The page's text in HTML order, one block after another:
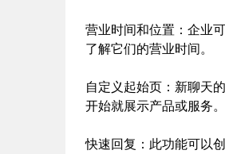
营业时间和位置：企业
了解它们的营业时间。
自定义起始页：新聊天
开始就展示产品或服务。
快速回复：此功能可以